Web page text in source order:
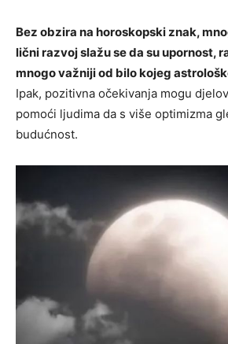
Bez obzira na horoskopski znak,
lični razvoj slažu se da su upornost,
mnogo važniji od bilo kojeg
Ipak, pozitivna očekivanja mogu
pomoći ljudima da s više optimizma
budućnost.